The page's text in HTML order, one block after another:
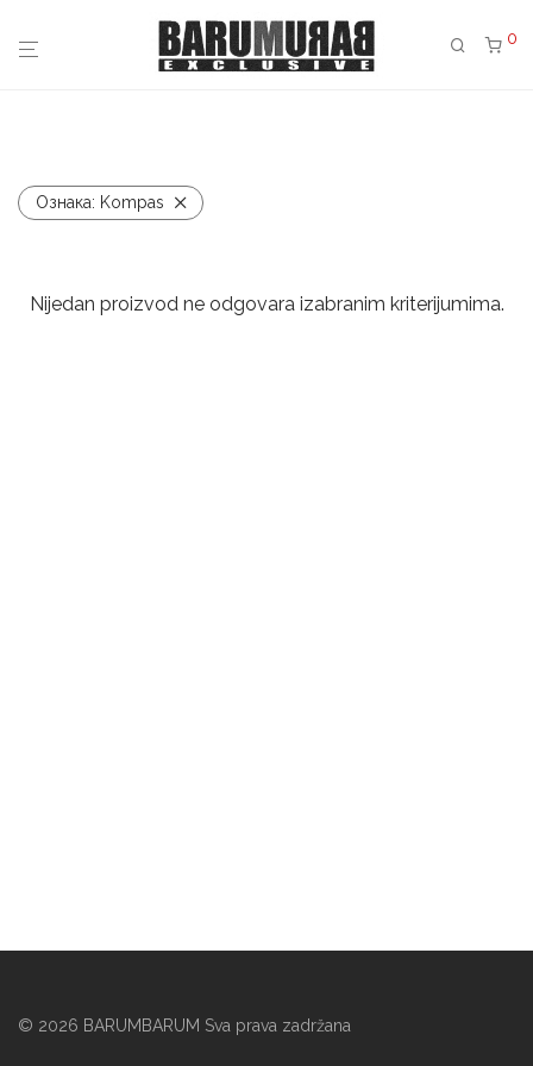
0
Ознака: Kompas
Nijedan proizvod ne odgovara izabranim kriterijumima.
© 2026 BARUMBARUM Sva prava zadržana